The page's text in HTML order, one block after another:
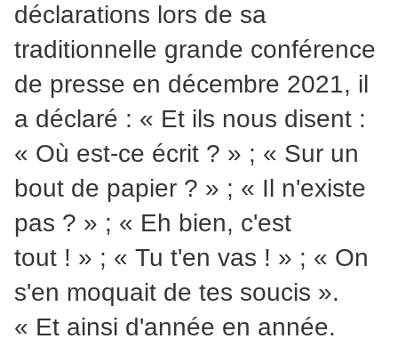
déclarations lors de sa
traditionnelle grande conférence
de presse en décembre 2021, il
a déclaré : « Et ils nous disent :
« Où est-ce écrit ? » ; « Sur un
bout de papier ? » ; « Il n'existe
pas ? » ; « Eh bien, c'est
tout ! » ; « Tu t'en vas ! » ; « On
s'en moquait de tes soucis ».
« Et ainsi d'année en année.